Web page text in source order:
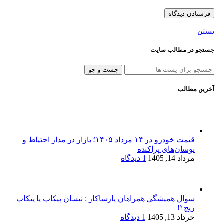
بستن
جستجو در مطالب سایت
جست و جو
آخرین مطالب
قیمت خودرو در ۱۴ مرداد ۱۴۰۵؛ بازار در مدار احتیاط و
نوسان‌های پراکنده
مرداد 14, 1405
1 دیدگاه
سوال همیشگی همراهان پارساکار : نیسان پیکاپ یا پیکاپ
ریچ؟!
خرداد 13, 1405
1 دیدگاه